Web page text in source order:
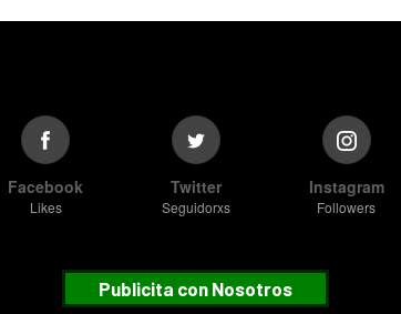
Facebook
Likes
Twitter
Seguidorxs
Instagram
Followers
Publicita con Nosotros